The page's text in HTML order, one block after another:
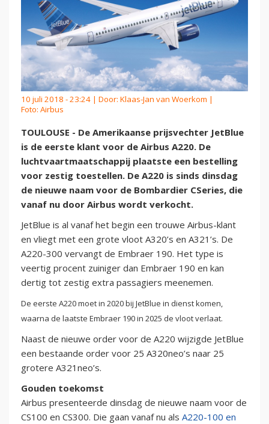
10 juli 2018 - 23:24 | Door: Klaas-Jan van Woerkom |
Foto: Airbus
TOULOUSE - De Amerikaanse prijsvechter JetBlue
is de eerste klant voor de Airbus A220. De
luchtvaartmaatschappij plaatste een bestelling
voor zestig toestellen. De A220 is sinds dinsdag
de nieuwe naam voor de Bombardier CSeries, die
vanaf nu door Airbus wordt verkocht.
JetBlue is al vanaf het begin een trouwe Airbus-klant
en vliegt met een grote vloot A320’s en A321’s. De
A220-300 vervangt de Embraer 190. Het type is
veertig procent zuiniger dan Embraer 190 en kan
dertig tot zestig extra passagiers meenemen.
De eerste A220 moet in 2020 bij JetBlue in dienst komen,
waarna de laatste Embraer 190 in 2025 de vloot verlaat.
Naast de nieuwe order voor de A220 wijzigde JetBlue
een bestaande order voor 25 A320neo’s naar 25
grotere A321neo’s.
Gouden toekomst
Airbus presenteerde dinsdag de nieuwe naam voor de
CS100 en CS300. Die gaan vanaf nu als A220-100 en